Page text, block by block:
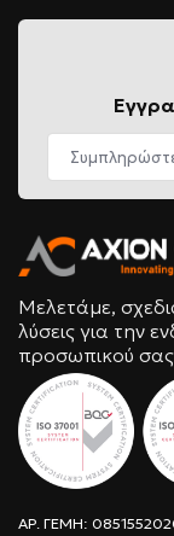
Μελετάμε,
λύσεις για την
προσωπικού
ΑΡ. ΓΕΜΗ: